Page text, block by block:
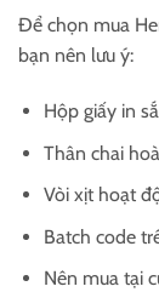
Để chọn mua
bạn nên lưu ý:
Hộp giấy in
Thân chai
Vòi xịt hoạt
Batch code
Nên mua tại